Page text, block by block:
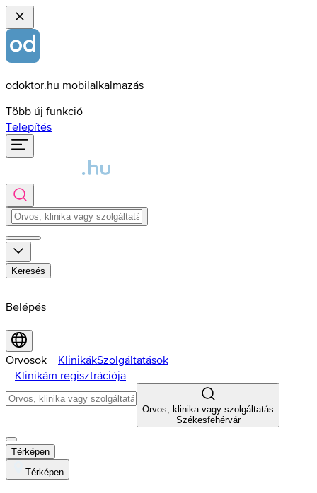
odoktor.hu mobilalkalmazás
Több új funkció
Telepítés
Keresés
Belépés
Orvosok KlinikákSzolgáltatások
Klinikám regisztrációja
Orvos, klinika vagy szolgáltatás
Székesfehérvár
Térképen
Térképen